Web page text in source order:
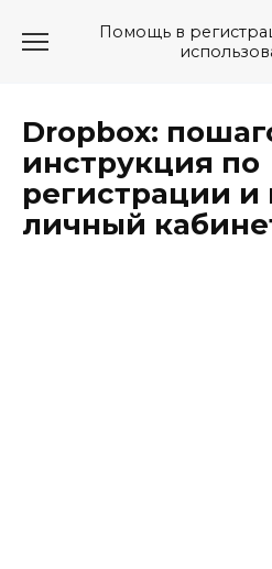
Помощь в
Dropbox:
инструкция по
регистрации и
личный